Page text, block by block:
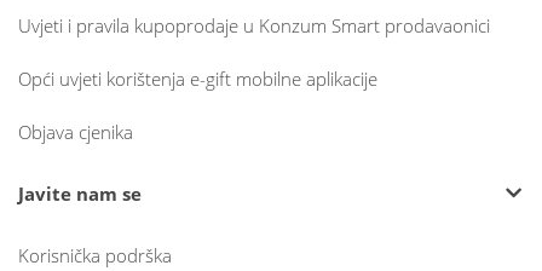
Uvjeti i pravila kupoprodaje u Konzum Smart prodavaonici
Opći uvjeti korištenja e-gift mobilne aplikacije
Objava cjenika
Javite nam se
Korisnička podrška